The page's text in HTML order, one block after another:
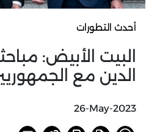
أحدث التطورات
البيت الأبيض:
الدين مع
26-May-2023